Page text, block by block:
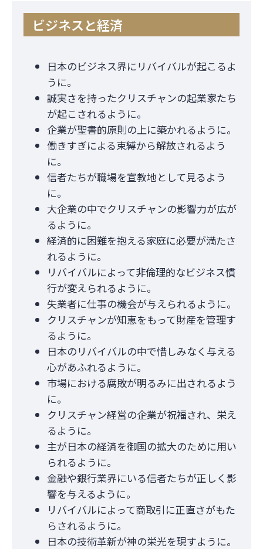
ビジネスと経済
日本のビジネス界にリバイバルが起こるよ
うに。
誠実さを持ったクリスチャンの起業家たち
が起こされるように。
企業が聖書的原則の上に築かれるように。
働きすぎによる束縛から解放されるよう
に。
信者たちが職場を宣教地として見るよう
に。
大企業の中でクリスチャンの影響力が広が
るように。
経済的に困難を抱える家庭に必要が満たさ
れるように。
リバイバルによって非倫理的なビジネス慣
行が変えられるように。
失業者に仕事の機会が与えられるように。
クリスチャンが知恵をもって財産を管理す
るように。
日本のリバイバルの中で惜しみなく与える
心があふれるように。
市場における腐敗が明るみに出されるよう
に。
クリスチャン経営の企業が祝福され、栄え
るように。
主が日本の経済を御国の拡大のために用い
られるように。
金融や銀行業界にいる信者たちが正しく影
響を与えるように。
リバイバルによって商取引に正直さがもた
らされるように。
日本の技術革新が神の栄光を現すように。